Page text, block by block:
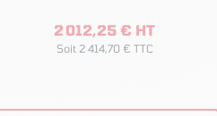
2 012,25 € HT
Soit 2 414,70 € TTC